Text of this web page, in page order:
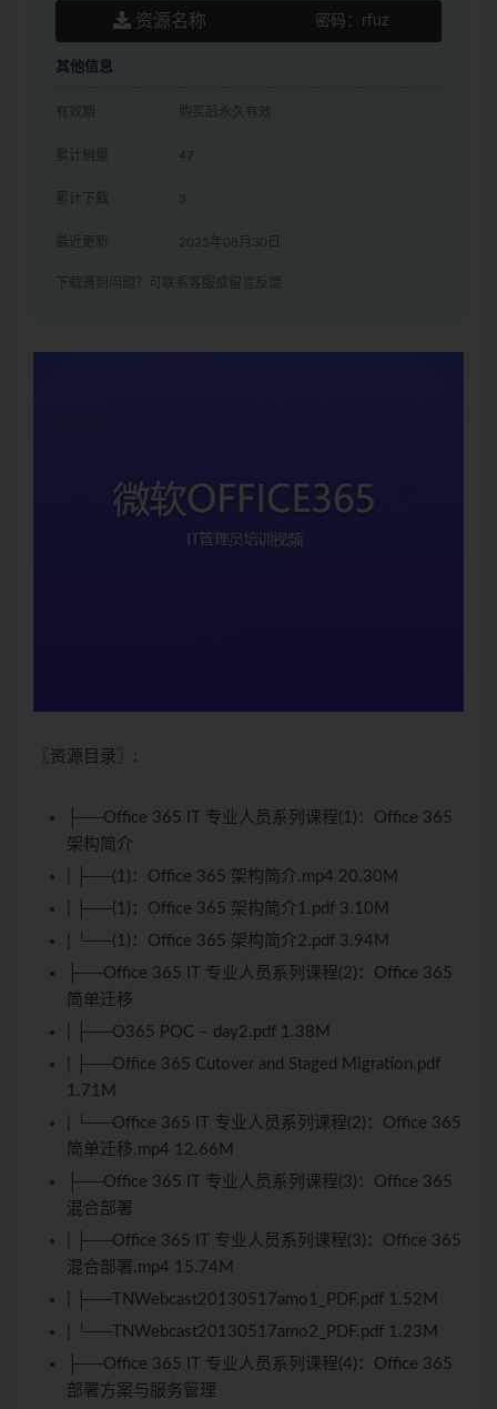
资源名称 密码： rfuz
其他信息
有效期 购买后永久有效
累计销量 47
累计下载 3
最近更新 2025年08月30日
下载遇到问题？可联系客服或留言反馈
〖资源目录〗:
├──Office 365 IT 专业人员系列课程(1)：Office 365
架构简介
| ├──(1)：Office 365 架构简介.mp4 20.30M
| ├──(1)：Office 365 架构简介1.pdf 3.10M
| └──(1)：Office 365 架构简介2.pdf 3.94M
├──Office 365 IT 专业人员系列课程(2)：Office 365
简单迁移
| ├──O365 POC – day2.pdf 1.38M
| ├──Office 365 Cutover and Staged Migration.pdf
1.71M
| └──Office 365 IT 专业人员系列课程(2)：Office 365
简单迁移.mp4 12.66M
├──Office 365 IT 专业人员系列课程(3)：Office 365
混合部署
| ├──Office 365 IT 专业人员系列课程(3)：Office 365
混合部署.mp4 15.74M
| ├──TNWebcast20130517amo1_PDF.pdf 1.52M
| └──TNWebcast20130517amo2_PDF.pdf 1.23M
├──Office 365 IT 专业人员系列课程(4)：Office 365
部署方案与服务管理